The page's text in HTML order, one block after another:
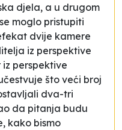
djela, a u drugom
moglo pristupiti
dvije kamere
iz perspektive
perspektive
što veći broj
dva-tri
da pitanja budu
kako bismo